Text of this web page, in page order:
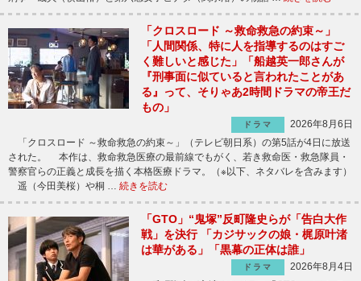
「クロスロード ～救命救急の約束～」
「人間関係、特に人を指導するのはすご
く難しいと感じた」「船越英一郎さんが
『刑事面に似ていると言われたことがあ
る』って、そりゃあ2時間ドラマの帝王だ
もの」
ドラマ
2026年8月6日
「クロスロード ～救命救急の約束～」（テレビ朝日系）の第5話が4日に放送
された。 本作は、救命救急医療の最前線でもがく、若き救命医・救急隊員・
警察官らの正義と成長を描く本格医療ドラマ。（※以下、ネタバレを含みます）
遥（今田美桜）や桐 … 続きを読む
「GTO」“鬼塚”反町隆史らが「告白大作
戦」を決行 「カジサックの娘・梶原叶渚
は華がある」「黒幕の正体は誰」
ドラマ
2026年8月4日